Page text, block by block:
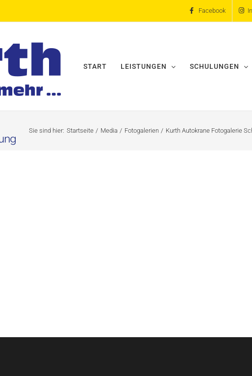
Facebook
START LEISTUNGEN SCHULUNGEN
Sie sind hier: Startseite Media Fotogalerien Kurth Autokrane Fotogalerie